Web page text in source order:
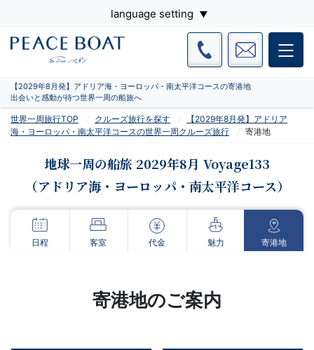
language setting
【2029年8月発】アドリア海・ヨーロッパ・南太平洋コースの寄港地
出会いと感動が待つ世界一周の船旅へ
世界一周旅行TOP クルーズ旅行を探す
【2029年8月発】アドリア
海・ヨーロッパ・南太平洋コースの世界一周クルーズ旅行
寄港地
地球一周の船旅 2029年8月 Voyage133
（アドリア海・ヨーロッパ・南太平洋コース）
日程 客室 代金 魅力 寄港地
寄港地のご案内